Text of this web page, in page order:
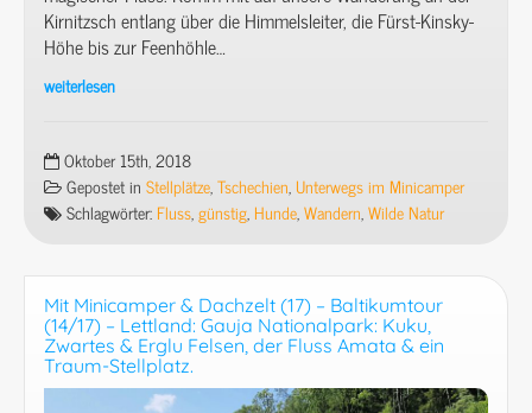
Kirnitzsch entlang über die Himmelsleiter, die Fürst-Kinsky-
Höhe bis zur Feenhöhle…
weiterlesen
Minicamper
(35)
–
Tschechien
(2/6):
Böhmische
Schweiz
–
Oktober 15th, 2018
Gepostet in Stellplätze,Tschechien, Unterwegs im Minicamper
Schlagwörter: Fluss,günstig, Hunde,Wandern,Wilde Natur
Mit Minicamper & Dachzelt (17) – Baltikumtour
(14/17) – Lettland: Gauja Nationalpark: Kuku,
Zwartes & Erglu Felsen, der Fluss Amata & ein
Traum-Stellplatz.